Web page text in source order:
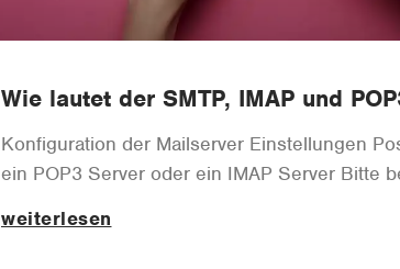
Wie lautet der SMTP, IMAP und
Konfiguration der Mailserver Einstellungen
ein POP3 Server oder ein IMAP Server Bitte
weiterlesen